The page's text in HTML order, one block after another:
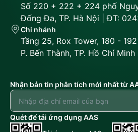
Số 220 + 222 + 224 phố
Đống Đa, TP. Hà Nội | ĐT:
Chi nhánh
Tầng 25, Rox Tower, 180 -
P. Bến Thành, TP. Hồ Chí Minh
Nhận bản tin phân tích mới nhất từ
Quét để tải ứng dụng AAS